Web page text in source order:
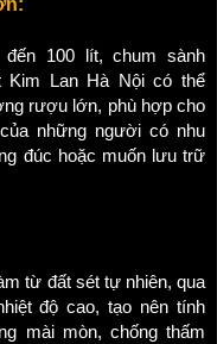
100 lít, chum sành
Kim Lan Hà Nội có thể
rượu lớn, phù hợp cho
những người có nhu
đúc hoặc muốn lưu trữ
từ đất sét tự nhiên, qua
độ cao, tạo nên tính
mài mòn, chống thấm